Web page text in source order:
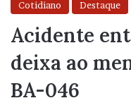
Cotidiano Destaque
Acidente
deixa ao
BA-046